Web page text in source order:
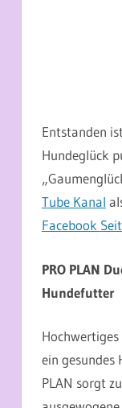
Entstanden
Hundeglück
Tube Kanal
Facebook
PRO PLAN
Hundefutter
ein gesundes
PLAN sorgt